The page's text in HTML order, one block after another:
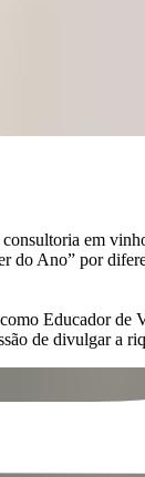
em
do Ano” por
Educador de
de divulgar a